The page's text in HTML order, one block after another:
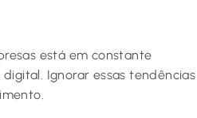
está em constante
Ignorar essas tendências